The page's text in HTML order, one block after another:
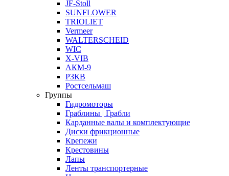
JF-Stoll
SUNFLOWER
TRIOLIET
Vermeer
WALTERSCHEID
WIC
X-VIB
АКМ-9
РЗКВ
Ростсельмаш
Группы
Гидромоторы
Граблины | Грабли
Карданные валы и комплектующие
Диски фрикционные
Крепежи
Крестовины
Лапы
Ленты транспортерные